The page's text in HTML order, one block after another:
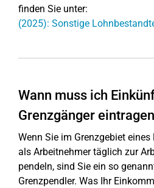
finden Sie unter:
(2025): Sonstige
Wann muss ich
Grenzgänger
Wenn Sie im Grenzgebiet
als Arbeitnehmer täglich zur
pendeln, sind Sie ein so
Grenzpendler. Was Ihr